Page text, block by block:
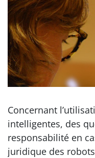
Concernant
intelligentes, des
responsabilité en
juridique des